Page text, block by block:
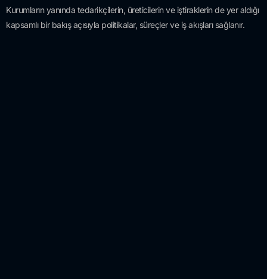
Kurumların yanında tedarikçilerin, üreticilerin ve iştiraklerin de yer aldığı
kapsamlı bir bakış açısıyla politikalar, süreçler ve iş akışları sağlanır.